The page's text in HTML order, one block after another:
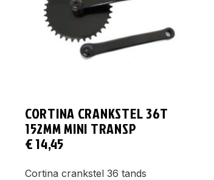
CORTINA CRANKSTEL 36T
152MM MINI TRANSP
€14,45
Cortina crankstel 36 tands